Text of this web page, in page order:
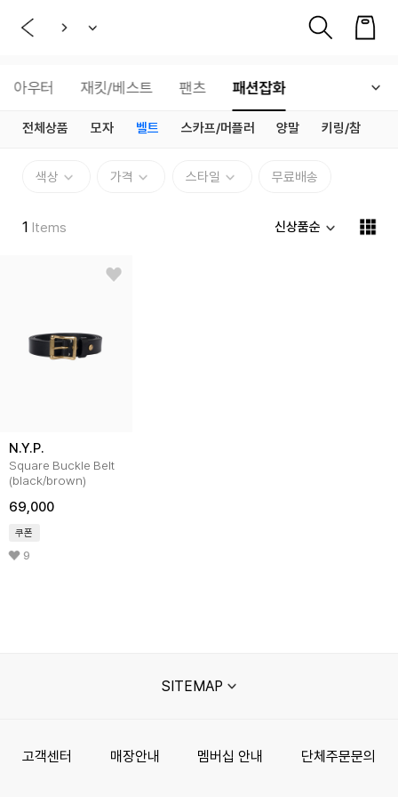
아우터 재킷/베스트 팬츠 패션잡화
전체상품 모자 벨트 스카프/머플러 양말 키링/참
색상 가격 스타일 무료배송
1 Items 신상품순
N.Y.P.
Square Buckle Belt
(black/brown)
69,000
쿠폰
9
SITEMAP
고객센터 매장안내 멤버십 안내 단체주문문의